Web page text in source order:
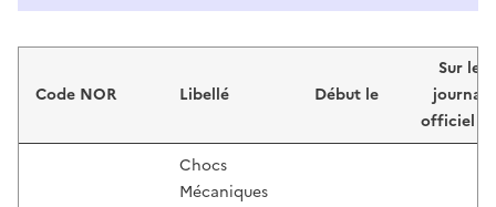
Code NOR Libellé Début le
Sur le
journal
officiel
Chocs
Mécaniques